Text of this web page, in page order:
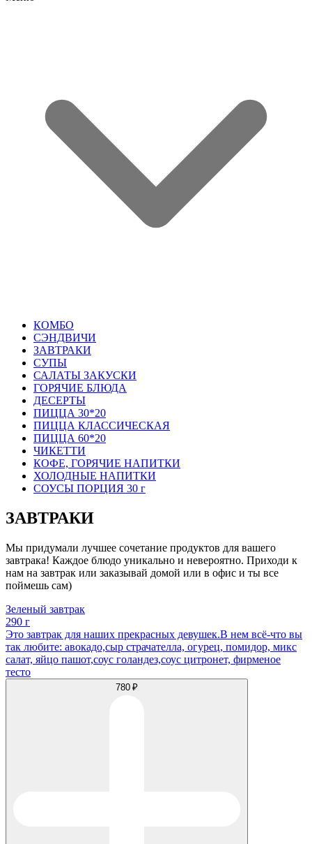
КОМБО
СЭНДВИЧИ
ЗАВТРАКИ
СУПЫ
САЛАТЫ ЗАКУСКИ
ГОРЯЧИЕ БЛЮДА
ДЕСЕРТЫ
ПИЦЦА 30*20
ПИЦЦА КЛАССИЧЕСКАЯ
ПИЦЦА 60*20
ЧИКЕТТИ
КОФЕ, ГОРЯЧИЕ НАПИТКИ
ХОЛОДНЫЕ НАПИТКИ
СОУСЫ ПОРЦИЯ 30 г
ЗАВТРАКИ
Мы придумали лучшее сочетание продуктов для вашего
завтрака! Каждое блюдо уникально и невероятно. Приходи к
нам на завтрак или заказывай домой или в офис и ты все
поймешь сам)
Зеленый завтрак
290 г
Это завтрак для наших прекрасных девушек.В нем всё-что вы
так любите: авокадо,сыр страчателла, огурец, помидор, микс
салат, яйцо пашот,соус голандез,соус цитронет, фирменое
тесто
780 ₽